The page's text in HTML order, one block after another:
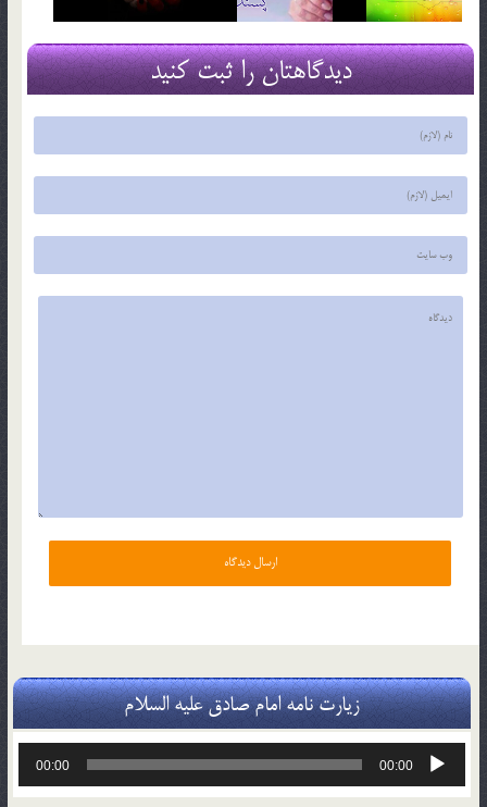
دیدگاهتان را ثبت کنید
زیارت نامه امام صادق علیه السلام
پخش‌کننده
00:00
00:00